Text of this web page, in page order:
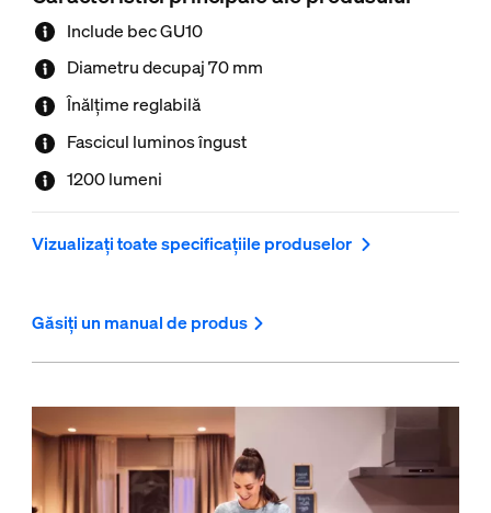
Include bec GU10
Diametru decupaj 70 mm
Înălțime reglabilă
Fascicul luminos îngust
1200 lumeni
Vizualizați toate specificațiile produselor
Găsiți un manual de produs